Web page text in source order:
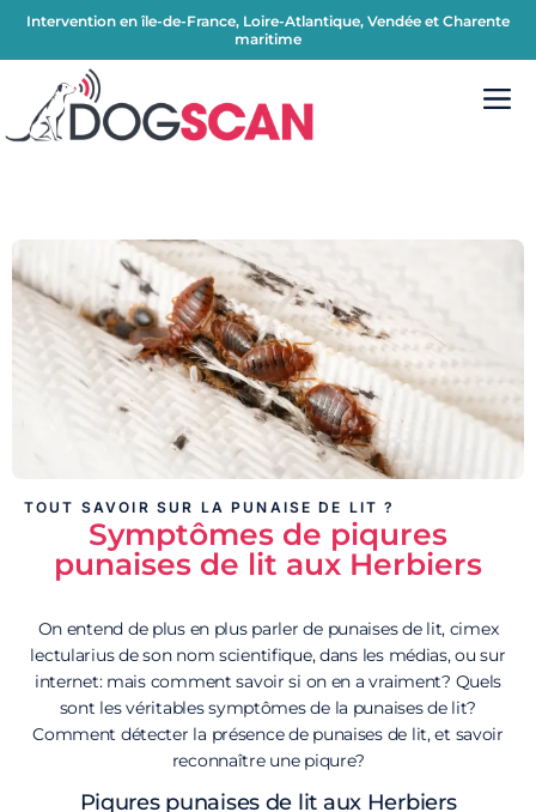
Intervention en île-de-France, Loire-Atlantique, Vendée et Charente
maritime
TOUT SAVOIR SUR LA PUNAISE DE LIT ?
Symptômes de piqures
punaises de lit aux Herbiers
On entend de plus en plus parler de punaises de lit, cimex
lectularius de son nom scientifique, dans les médias, ou sur
internet: mais comment savoir si on en a vraiment? Quels
sont les véritables symptômes de la punaises de lit?
Comment détecter la présence de punaises de lit, et savoir
reconnaître une piqure?
Piqures punaises de lit aux Herbiers